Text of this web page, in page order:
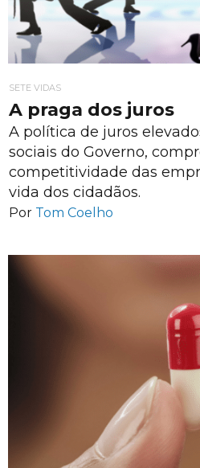
SETE VIDAS
A praga dos juros
A política de juros
sociais do Governo,
competitividade das
vida dos cidadãos.
Por Tom Coelho